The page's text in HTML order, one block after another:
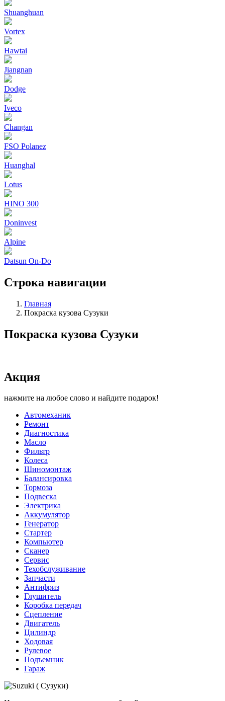
Shuanghuan
Vortex
Hawtai
Jiangnan
Dodge
Iveco
Changan
FSO Polanez
Huanghal
Lotus
HINO 300
Doninvest
Alpine
Datsun On-Do
Строка навигации
Главная
Покраска кузова Сузуки
Покраска кузова Сузуки
Акция
нажмите на любое слово и найдите подарок!
Автомеханик
Ремонт
Диагностика
Масло
Фильтр
Колеса
Шиномонтаж
Балансировка
Тормоза
Подвеска
Электрика
Аккумулятор
Генератор
Стартер
Компьютер
Сканер
Сервис
Техобслуживание
Запчасти
Антифриз
Глушитель
Коробка передач
Сцепление
Двигатель
Цилиндр
Ходовая
Рулевое
Подъемник
Гараж